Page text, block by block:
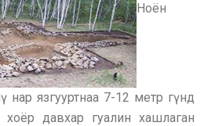
Ноён
нар язгууртнаа 7-12 метр гүнд
давхар гуалин хашлаган